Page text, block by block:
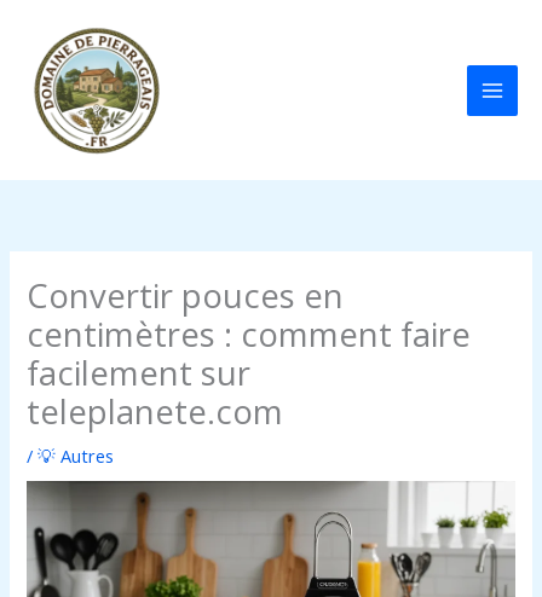
contenu
Convertir pouces en
centimètres : comment faire
facilement sur
teleplanete.com
/💡 Autres